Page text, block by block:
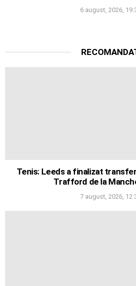
6 august, 2026,
Tenis: Leeds a finalizat
Trafford de la
7 august, 2026,